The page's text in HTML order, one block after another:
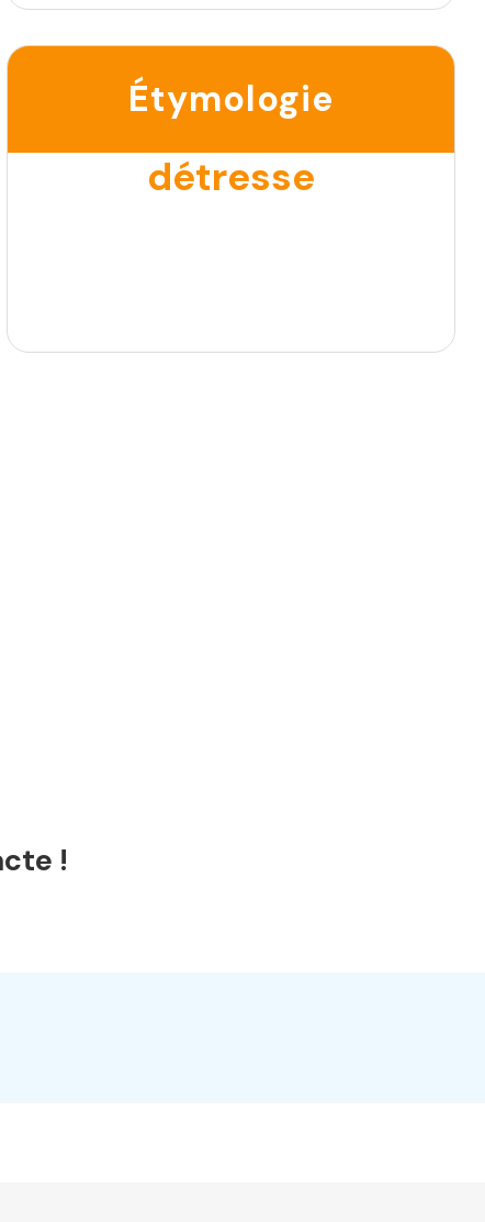
Étymologie
détresse
!